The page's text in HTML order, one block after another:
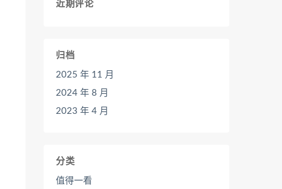
近期评论
归档
2025 年 11 月
2024 年 8 月
2023 年 4 月
分类
值得一看